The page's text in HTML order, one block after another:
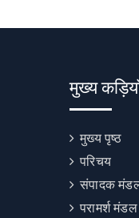
मुख्य
मुख्य पृष्ठ
परिचय
संपादक
परामर्श मंडल